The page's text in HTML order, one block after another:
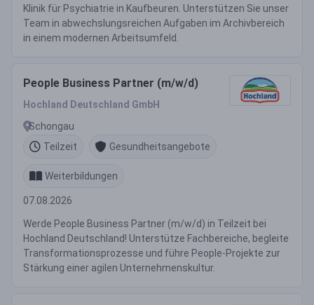
Klinik für Psychiatrie in Kaufbeuren. Unterstützen Sie unser
Team in abwechslungsreichen Aufgaben im Archivbereich
in einem modernen Arbeitsumfeld.
People Business Partner (m/w/d)
Hochland Deutschland GmbH
Schongau
Teilzeit
Gesundheitsangebote
Weiterbildungen
07.08.2026
Werde People Business Partner (m/w/d) in Teilzeit bei
Hochland Deutschland! Unterstütze Fachbereiche, begleite
Transformationsprozesse und führe People-Projekte zur
Stärkung einer agilen Unternehmenskultur.